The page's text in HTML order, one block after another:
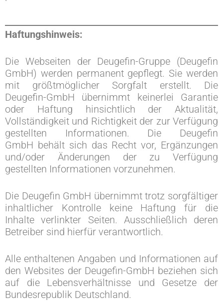
Haftungshinweis:
Die Webseiten der Deugefin-Gruppe (Deugefin
GmbH) werden permanent gepflegt. Sie werden
mit größtmöglicher Sorgfalt erstellt. Die
Deugefin-GmbH übernimmt keinerlei Garantie
oder Haftung hinsichtlich der Aktualität,
Vollständigkeit und Richtigkeit der zur Verfügung
gestellten Informationen. Die Deugefin
GmbH behält sich das Recht vor, Ergänzungen
und/oder Änderungen der zu Verfügung
gestellten Informationen vorzunehmen.
Die Deugefin GmbH übernimmt trotz sorgfältiger
inhaltlicher Kontrolle keine Haftung für die
Inhalte verlinkter Seiten. Ausschließlich deren
Betreiber sind hierfür verantwortlich.
Alle enthaltenen Angaben und Informationen auf
den Websites der Deugefin-GmbH beziehen sich
auf die Lebensverhältnisse und Gesetze der
Bundesrepublik Deutschland.